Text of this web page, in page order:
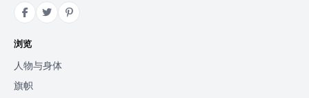
浏览
人物与身体
旗帜